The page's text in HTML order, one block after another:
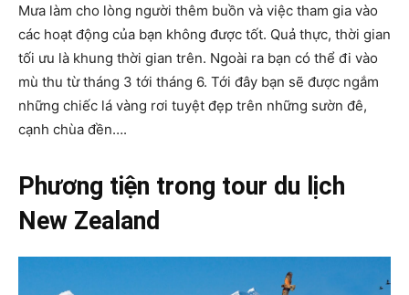
Mưa làm cho lòng người thêm buồn và việc tham gia vào
các hoạt động của bạn không được tốt. Quả thực, thời gian
tối ưu là khung thời gian trên. Ngoài ra bạn có thể đi vào
mù thu từ tháng 3 tới tháng 6. Tới đây bạn sẽ được ngắm
những chiếc lá vàng rơi tuyệt đẹp trên những sườn đê,
cạnh chùa đền….
Phương tiện trong tour du lịch
New Zealand